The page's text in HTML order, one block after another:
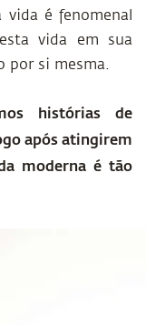
é fenomenal
vida em sua
por si mesma.
histórias de
após atingirem
moderna é tão